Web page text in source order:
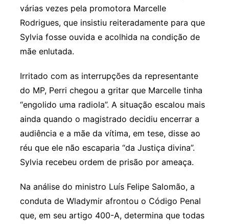
várias vezes pela promotora Marcelle
Rodrigues, que insistiu reiteradamente para que
Sylvia fosse ouvida e acolhida na condição de
mãe enlutada.
Irritado com as interrupções da representante
do MP, Perri chegou a gritar que Marcelle tinha
“engolido uma radiola”. A situação escalou mais
ainda quando o magistrado decidiu encerrar a
audiência e a mãe da vítima, em tese, disse ao
réu que ele não escaparia “da Justiça divina”.
Sylvia recebeu ordem de prisão por ameaça.
Na análise do ministro Luís Felipe Salomão, a
conduta de Wladymir afrontou o Código Penal
que, em seu artigo 400-A, determina que todas